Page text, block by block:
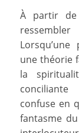
À partir de
une théorie
la
confuse en
fantasme